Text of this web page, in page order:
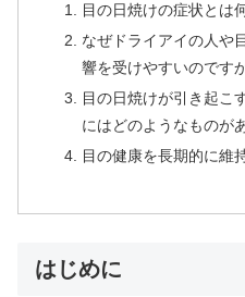
目の日焼けの症状とは
なぜドライアイの人や
響を受けやすいのです
目の日焼けが引き起こ
にはどのようなものが
目の健康を長期的に維
はじめに